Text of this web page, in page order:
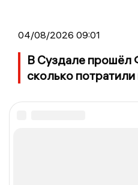
04/08/2026 09:01
В Суздале прошёл
сколько